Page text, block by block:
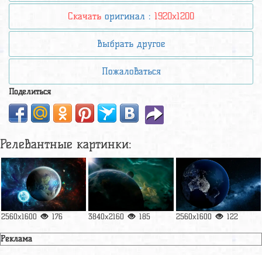
Скачать оригинал : 1920x1200
Выбрать другое
Пожаловаться
Поделиться
Релевантные картинки:
2560x1600 176 3840x2160 185 2560x1600 122
Реклама